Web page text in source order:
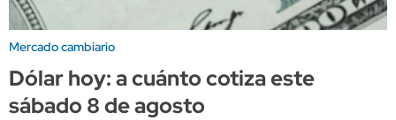
Mercado cambiario
Dólar hoy: a cuánto cotiza este
sábado 8 de agosto